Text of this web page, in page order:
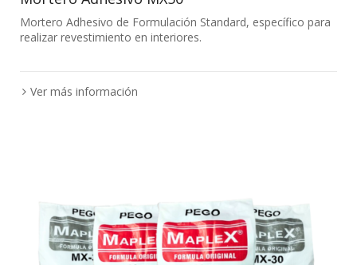
Mortero Adhesivo de Formulación Standard, específico para
realizar revestimiento en interiores.
Ver más información